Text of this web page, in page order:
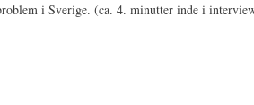
i Sverige. (ca. 4. minutter inde i